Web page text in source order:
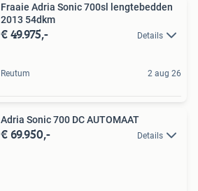
Fraaie Adria Sonic 700sl lengtebedden
2013 54dkm
€ 49.975,- Details
Reutum 2 aug 26
Adria Sonic 700 DC AUTOMAAT
€ 69.950,- Details